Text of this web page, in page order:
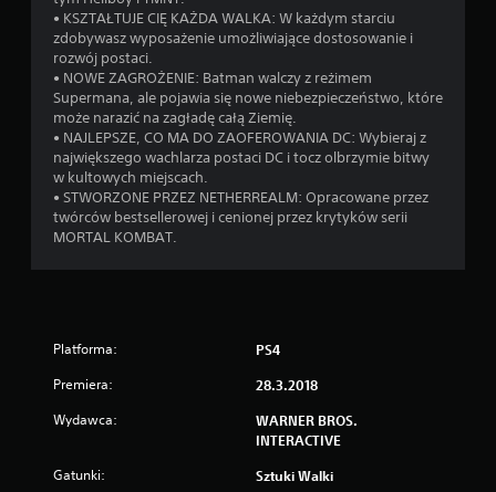
• KSZTAŁTUJE CIĘ KAŻDA WALKA: W każdym starciu
zdobywasz wyposażenie umożliwiające dostosowanie i
rozwój postaci.
• NOWE ZAGROŻENIE: Batman walczy z reżimem
Supermana, ale pojawia się nowe niebezpieczeństwo, które
może narazić na zagładę całą Ziemię.
• NAJLEPSZE, CO MA DO ZAOFEROWANIA DC: Wybieraj z
największego wachlarza postaci DC i tocz olbrzymie bitwy
w kultowych miejscach.
• STWORZONE PRZEZ NETHERREALM: Opracowane przez
twórców bestsellerowej i cenionej przez krytyków serii
MORTAL KOMBAT.
Platforma: PS4
Premiera: 28.3.2018
Wydawca:
WARNER BROS.
INTERACTIVE
Gatunki: Sztuki Walki